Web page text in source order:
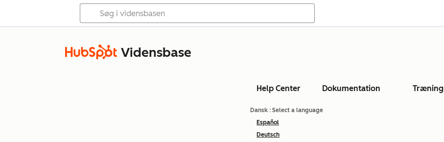
Vidensbase
Help Center Dokumentation Træning
Dansk : Select a language
Español
Deutsch